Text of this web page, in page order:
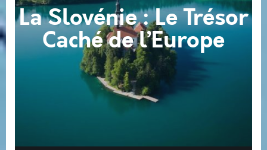
La Slovénie : Le Trésor
Caché de l’Europe